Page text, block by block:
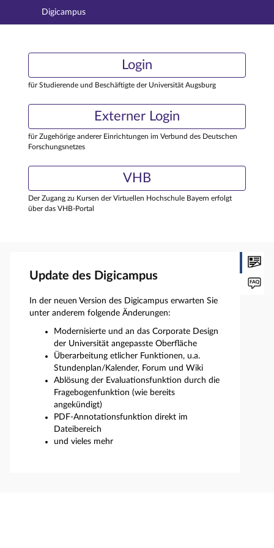
Hauptnavigation
Externer Login
Digicampus
Login
für Studierende und Beschäftigte der Universität Augsburg
Externer Login
für Zugehörige anderer Einrichtungen im Verbund des Deutschen
Forschungsnetzes
VHB
Der Zugang zu Kursen der Virtuellen Hochschule Bayern erfolgt
über das VHB-Portal
Update des Digicampus
In der neuen Version des Digicampus erwarten Sie
unter anderem folgende Änderungen:
Modernisierte und an das Corporate Design
der Universität angepasste Oberfläche
Überarbeitung etlicher Funktionen, u.a.
Stundenplan/Kalender, Forum und Wiki
Ablösung der Evaluationsfunktion durch die
Fragebogenfunktion (wie bereits
angekündigt)
PDF-Annotationsfunktion direkt im
Dateibereich
und vieles mehr